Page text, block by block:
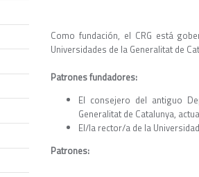
Como fundación, el CRG está
Universidades de la Generalitat de
Patrones fundadores:
El consejero del antiguo
Generalitat de Catalunya,
El/la rector/a de la
Patrones: